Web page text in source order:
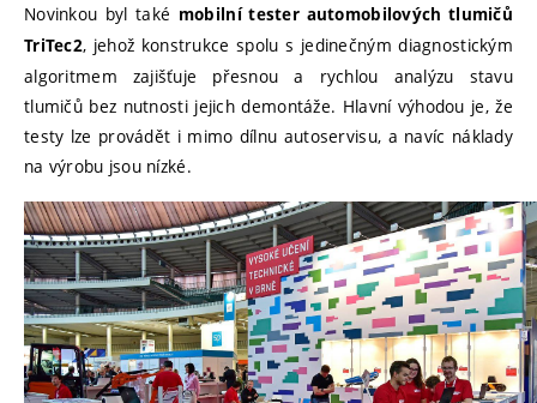
Novinkou byl také mobilní tester automobilových tlumičů
TriTec2, jehož konstrukce spolu s jedinečným diagnostickým
algoritmem zajišťuje přesnou a rychlou analýzu stavu
tlumičů bez nutnosti jejich demontáže. Hlavní výhodou je, že
testy lze provádět i mimo dílnu autoservisu, a navíc náklady
na výrobu jsou nízké.